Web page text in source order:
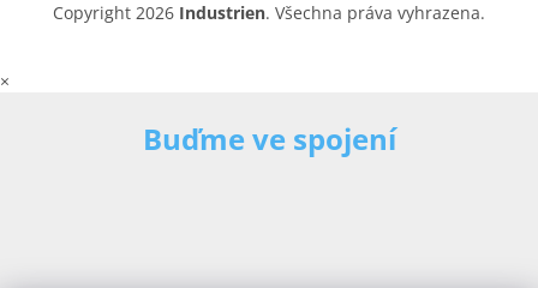
Copyright 2026 Industrien. Všechna práva vyhrazena.
×
Buďme ve spojení